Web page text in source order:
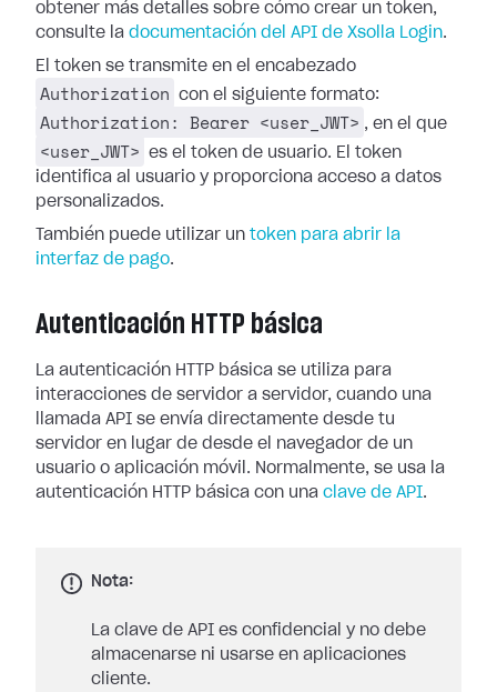
obtener más detalles sobre cómo crear un token,
consulte la documentación del API de Xsolla Login.
El token se transmite en el encabezado
Authorization con el siguiente formato:
Authorization: Bearer <user_JWT> , en el que
<user_JWT>
es el token de usuario. El token
identifica al usuario y proporciona acceso a datos
personalizados.
También puede utilizar un token para abrir la
interfaz de pago.
Autenticación HTTP básica
La autenticación HTTP básica se utiliza para
interacciones de servidor a servidor, cuando una
llamada API se envía directamente desde tu
servidor en lugar de desde el navegador de un
usuario o aplicación móvil. Normalmente, se usa la
autenticación HTTP básica con una clave de API.
Nota:
La clave de API es confidencial y no debe
almacenarse ni usarse en aplicaciones
cliente.